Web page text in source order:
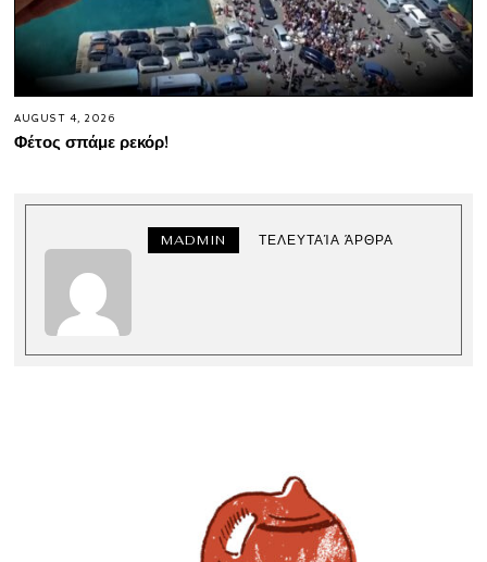
AUGUST 4, 2026
Φέτος σπάμε ρεκόρ!
MADMIN ΤΕΛΕΥΤΑΊΑ ΆΡΘΡΑ